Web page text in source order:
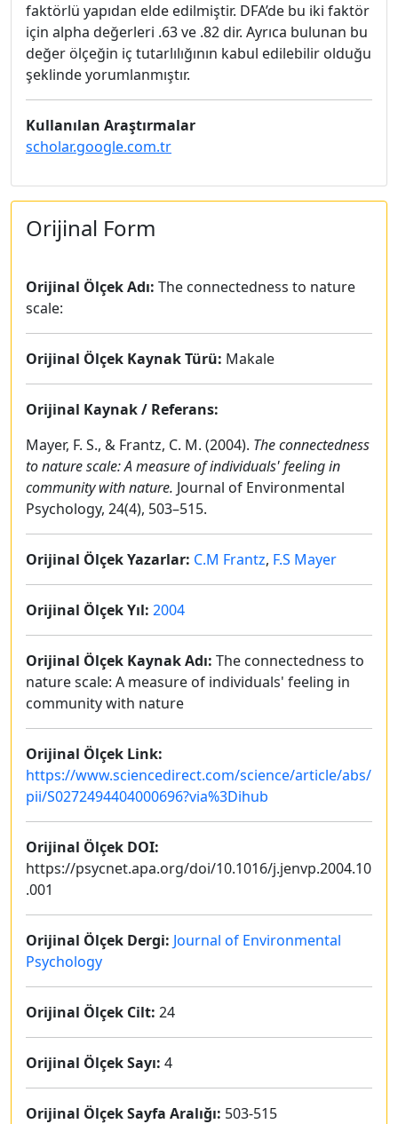
faktörlü yapıdan elde edilmiştir. DFA’de bu iki faktör
için alpha değerleri .63 ve .82 dir. Ayrıca bulunan bu
değer ölçeğin iç tutarlılığının kabul edilebilir olduğu
şeklinde yorumlanmıştır.
Kullanılan Araştırmalar
scholar.google.com.tr
Orijinal Form
Orijinal Ölçek Adı: The connectedness to nature
scale:
Orijinal Ölçek Kaynak Türü: Makale
Orijinal Kaynak / Referans:
Mayer, F. S., & Frantz, C. M. (2004). The connectedness
to nature scale: A measure of individuals' feeling in
community with nature. Journal of Environmental
Psychology, 24(4), 503–515.
Orijinal Ölçek Yazarlar: C.M Frantz, F.S Mayer
Orijinal Ölçek Yıl: 2004
Orijinal Ölçek Kaynak Adı: The connectedness to
nature scale: A measure of individuals' feeling in
community with nature
Orijinal Ölçek Link:
https://www.sciencedirect.com/science/article/abs/
pii/S0272494404000696?via%3Dihub
Orijinal Ölçek DOI:
https://psycnet.apa.org/doi/10.1016/j.jenvp.2004.10
.001
Orijinal Ölçek Dergi: Journal of Environmental
Psychology
Orijinal Ölçek Cilt: 24
Orijinal Ölçek Sayı: 4
Orijinal Ölçek Sayfa Aralığı: 503-515